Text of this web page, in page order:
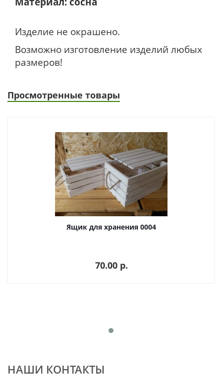
Изделие не окрашено.
Возможно изготовление изделий любых
размеров!
Просмотренные товары
Ящик для хранения 0004
70.00 p.
НАШИ КОНТАКТЫ